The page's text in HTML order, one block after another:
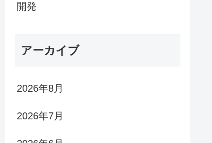
開発
アーカイブ
2026年8月
2026年7月